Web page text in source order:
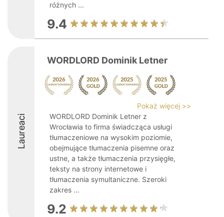
różnych ...
9.4
Laureaci
WORDLORD Dominik Letner
Pokaż więcej >>
WORDLORD Dominik Letner z
Wrocławia to firma świadcząca usługi
tłumaczeniowe na wysokim poziomie,
obejmujące tłumaczenia pisemne oraz
ustne, a także tłumaczenia przysięgłe,
teksty na strony internetowe i
tłumaczenia symultaniczne. Szeroki
zakres ...
9.2